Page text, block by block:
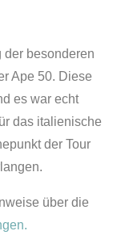
der besonderen
Ape 50. Diese
es war echt
das italienische
der Tour
über die